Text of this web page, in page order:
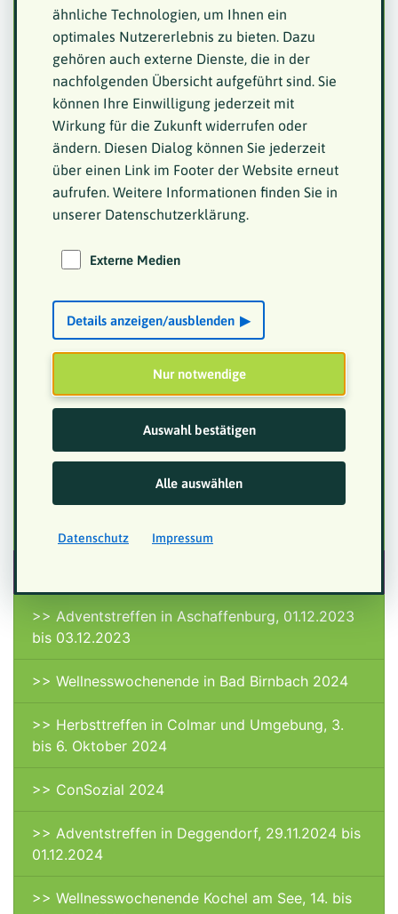
>> Wellnesswochenende in Bad Brückenau
>> Stammtischtreffen in Herrsching am
Ammersee, 2021
>> Herbsttreffen in Erbendorf/Oberpfalz und
Marienbad, September 2021
>> Wellnesswochenende mit JHV in Kipfenberg,
18. bis 20. März 2022
>> Stammtischtreffen in Herrsching am
Ammersee, 2022
>> Herbsttreffen im Bayerischen Wald, 30.09. bis
03.10.2022
>> Silvestertreffen 2022/2023
>> Wellnesswochenende in Lindau
>> Adventstreffen in Aschaffenburg, 01.12.2023
bis 03.12.2023
>> Wellnesswochenende in Bad Birnbach 2024
>> Herbsttreffen in Colmar und Umgebung, 3.
bis 6. Oktober 2024
>> ConSozial 2024
>> Adventstreffen in Deggendorf, 29.11.2024 bis
01.12.2024
>> Wellnesswochenende Kochel am See, 14. bis
ähnliche Technologien, um Ihnen ein
optimales Nutzererlebnis zu bieten. Dazu
gehören auch externe Dienste, die in der
nachfolgenden Übersicht aufgeführt sind. Sie
können Ihre Einwilligung jederzeit mit
Wirkung für die Zukunft widerrufen oder
ändern. Diesen Dialog können Sie jederzeit
über einen Link im Footer der Website erneut
aufrufen. Weitere Informationen finden Sie in
unserer Datenschutzerklärung.
Externe Medien
Details anzeigen/ausblenden
Nur notwendige
Auswahl bestätigen
Alle auswählen
Datenschutz Impressum